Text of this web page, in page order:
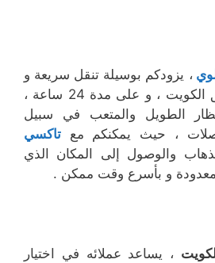
، يزودكم بوسيلة تنقل سريعة و
آمنة في أرجاء مناطق الكويت ، و على مدة 24 ساعة ،
الطويل والمتعب في سبيل
، حيث يمكنكم مع تاكسي
والوصول إلى المكان الذي
و بأسرع وقت ممكن .
، يساعد عملائه في اختيار